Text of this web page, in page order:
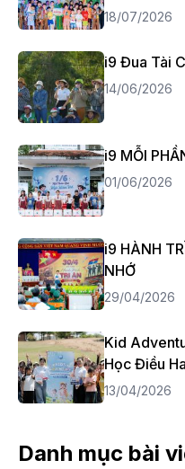
18/07/2026
i9 Đua Tài
14/06/2026
i9 MỖI
01/06/2026
i9 HÀNH
NHỚ
29/04/2026
Kid
Học Điều
13/04/2026
Danh mục bài